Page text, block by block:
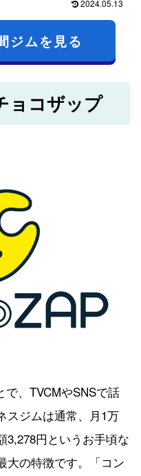
2024.05.13
ジムを見る
ョコザップ
、TVCMやSNSで話
スジムは通常、月1万
3,278円というお手頃な
大の特徴です。「コン